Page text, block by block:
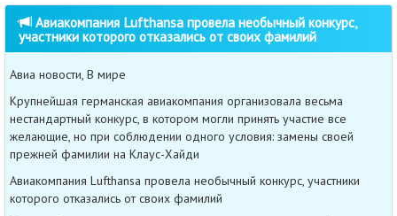
Авиакомпания Lufthansa провела необычный конкурс,
участники которого отказались от своих фамилий
Авиа новости, В мире
Крупнейшая германская авиакомпания организовала весьма
нестандартный конкурс, в котором могли принять участие все
желающие, но при соблюдении одного условия: замены своей
прежней фамилии на Клаус-Хайди
Авиакомпания Lufthansa провела необычный конкурс, участники
которого отказались от своих фамилий